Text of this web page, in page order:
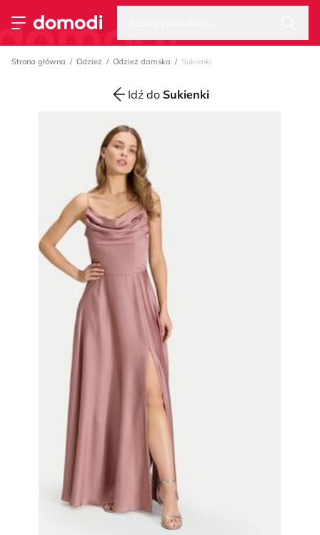
Przełącz menu
Strona główna
Strona główna Odzież Odzież damska Sukienki
Idź do Sukienki